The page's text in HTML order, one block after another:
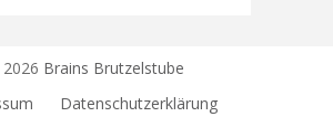
Brains Brutzelstube
Datenschutzerklärung